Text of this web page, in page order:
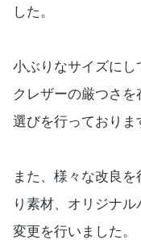
した。
小ぶりなサイズにし
クレザーの厳つさ
選びを行っておりま
また、様々な改良
り素材、オリジナル
変更を行いました。